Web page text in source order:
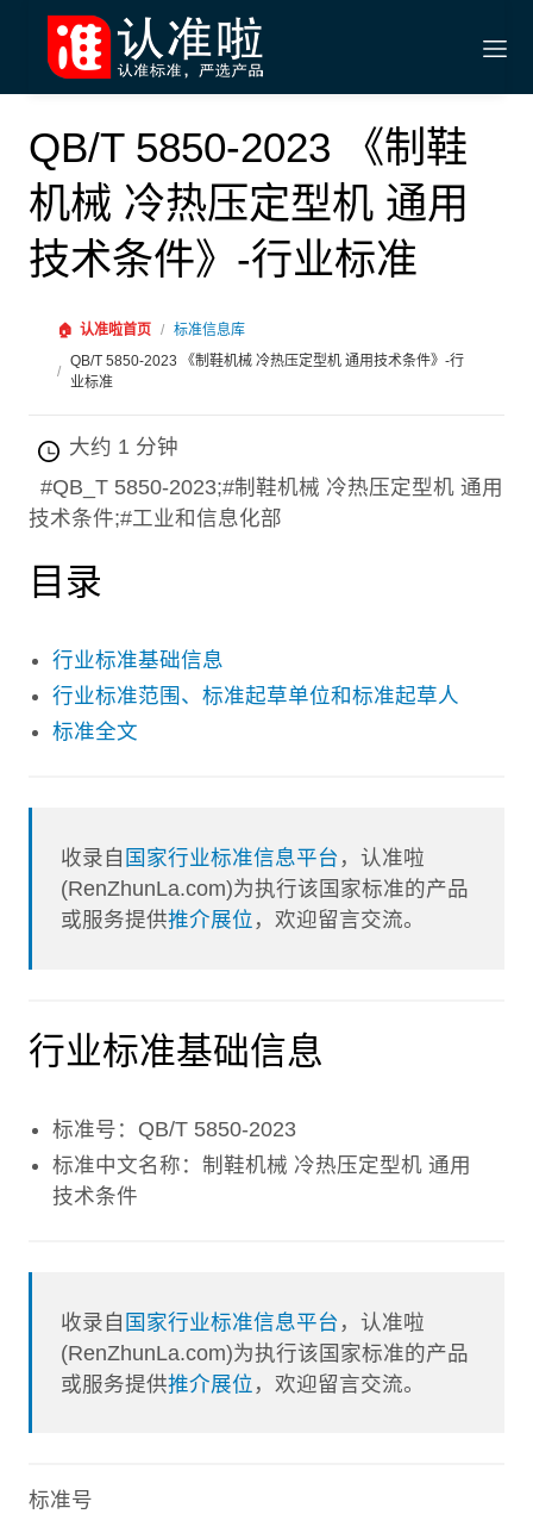
QB/T 5850-2023 《制鞋
机械 冷热压定型机 通用
技术条件》-行业标准
🏠 认准啦首页 / 标准信息库
/
QB/T 5850-2023 《制鞋机械 冷热压定型机 通用技术条件》-行
业标准
大约 1 分钟
#QB_T 5850-2023;#制鞋机械 冷热压定型机 通用
技术条件;#工业和信息化部
目录
行业标准基础信息
行业标准范围、标准起草单位和标准起草人
标准全文
收录自 国家行业标准信息平台 ，认准啦
(RenZhunLa.com)为执行该国家标准的产品
或服务提供推介展位 ，欢迎留言交流。
行业标准基础信息
标准号：QB/T 5850-2023
标准中文名称：制鞋机械 冷热压定型机 通用
技术条件
收录自 国家行业标准信息平台 ，认准啦
(RenZhunLa.com)为执行该国家标准的产品
或服务提供推介展位 ，欢迎留言交流。
标准号